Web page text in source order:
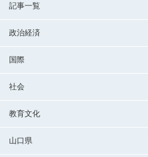
記事一覧
政治経済
国際
社会
教育文化
山口県